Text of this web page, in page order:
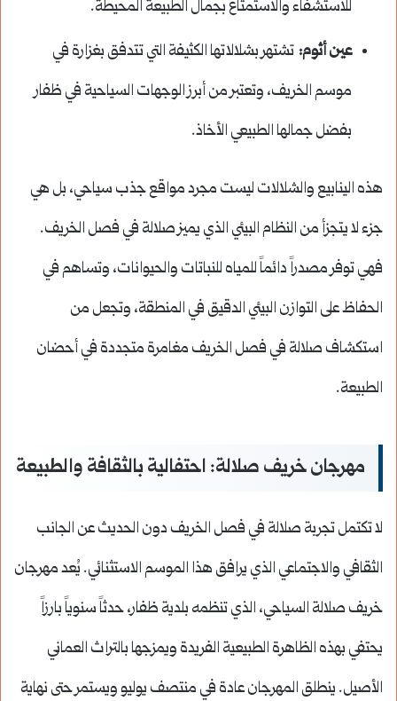
للاستشفاء والاستمتاع بجمال الطبيعة المحيطة.
عين أثوم: تشتهر بشلالاتها الكثيفة التي تتدفق بغزارة في
موسم الخريف، وتعتبر من أبرز الوجهات السياحية في ظفار
بفضل جمالها الطبيعي الأخاذ.
هذه الينابيع والشلالات ليست مجرد مواقع جذب سياحي، بل هي
جزء لا يتجزأ من النظام البيئي الذي يميز صلالة في فصل الخريف.
فهي توفر مصدراً دائماً للمياه للنباتات والحيوانات، وتساهم في
الحفاظ على التوازن البيئي الدقيق في المنطقة، وتجعل من
استكشاف صلالة في فصل الخريف مغامرة متجددة في أحضان
الطبيعة.
مهرجان خريف صلالة: احتفالية بالثقافة والطبيعة
لا تكتمل تجربة صلالة في فصل الخريف دون الحديث عن الجانب
الثقافي والاجتماعي الذي يرافق هذا الموسم الاستثنائي. يُعد مهرجان
خريف صلالة السياحي، الذي تنظمه بلدية ظفار، حدثاً سنوياً بارزاً
يحتفي بهذه الظاهرة الطبيعية الفريدة ويمزجها بالتراث العماني
الأصيل. ينطلق المهرجان عادة في منتصف يوليو ويستمر حتى نهاية